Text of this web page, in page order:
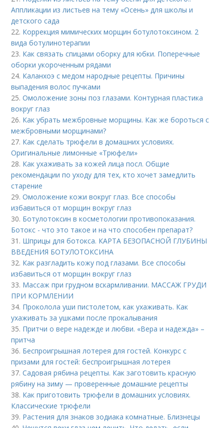
Аппликации из листьев на тему «Осень» для школы и
детского сада
22. Коррекция мимических морщин ботулотоксином. 2
вида ботулинотерапии
23. Как связать спицами оборку для юбки. Поперечные
оборки укороченным рядами
24. Каланхоэ с медом народные рецепты. Причины
выпадения волос пучками
25.Омоложение зоны поз глазами. Контурная пластика
вокруг глаз
26. Как убрать межбровные морщины. Как же бороться с
межбровными морщинами?
27. Как сделать трюфели в домашних условиях.
Оригинальные лимонные «Трюфели»
28. Как ухаживать за кожей лица посл. Общие
рекомендации по уходу для тех, кто хочет замедлить
старение
29.Омоложение кожи вокруг глаз. Все способы
избавиться от морщин вокруг глаз
30. Ботулотоксин в косметологии противопоказания.
Ботокс - что это такое и на что способен препарат?
31. Шприцы для ботокса. КАРТА БЕЗОПАСНОЙ ГЛУБИНЫ
ВВЕДЕНИЯ БОТУЛОТОКСИНА
32. Как разгладить кожу под глазами. Все способы
избавиться от морщин вокруг глаз
33. Массаж при грудном вскармливании. МАССАЖ ГРУДИ
ПРИ КОРМЛЕНИИ
34. Проколола уши пистолетом, как ухаживать. Как
ухаживать за ушками после прокалывания
35. Притчи о вере надежде и любви. «Вера и надежда» –
притча
36. Беспроигрышная лотерея для гостей. Конкурс с
призами для гостей: беспроигрышная лотерея
37.Садовая рябина рецепты. Как заготовить красную
рябину на зиму — проверенные домашние рецепты
38. Как приготовить трюфели в домашних условиях.
Классические трюфели
39. Растения для знаков зодиака комнатные. Близнецы